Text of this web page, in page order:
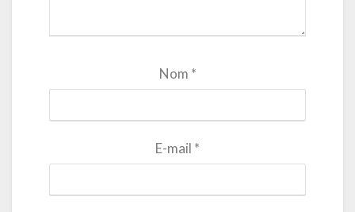
Nom *
E-mail *